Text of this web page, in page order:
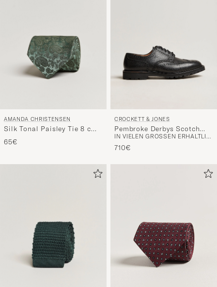
AMANDA CHRISTENSEN
Silk Tonal Paisley Tie 8 cm
Olive
65€
CROCKETT & JONES
Pembroke Derbys Scotch
Grain Vibram Black Calf
IN VIELEN GRÖSSEN ERHÄLTLICH
710€